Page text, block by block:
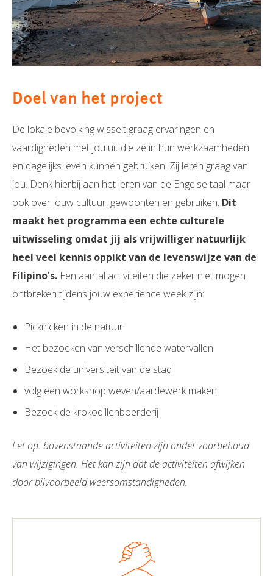
Doel van het project
De lokale bevolking wisselt graag ervaringen en
vaardigheden met jou uit die ze in hun werkzaamheden
en dagelijks leven kunnen gebruiken. Zij leren graag van
jou. Denk hierbij aan het leren van de Engelse taal maar
ook over jouw cultuur, gewoonten en gebruiken. Dit
maakt het programma een echte culturele
uitwisseling omdat jij als vrijwilliger natuurlijk
heel veel kennis oppikt van de levenswijze van de
Filipino's. Een aantal activiteiten die zeker niet mogen
ontbreken tijdens jouw experience week zijn:
Picknicken in de natuur
Het bezoeken van verschillende watervallen
Bezoek de universiteit van de stad
volg een workshop weven/aardewerk maken
Bezoek de krokodillenboerderij
Let op: bovenstaande activiteiten zijn onder voorbehoud
van wijzigingen. Het kan zijn dat de activiteiten afwijken
door bijvoorbeeld weersomstandigheden.